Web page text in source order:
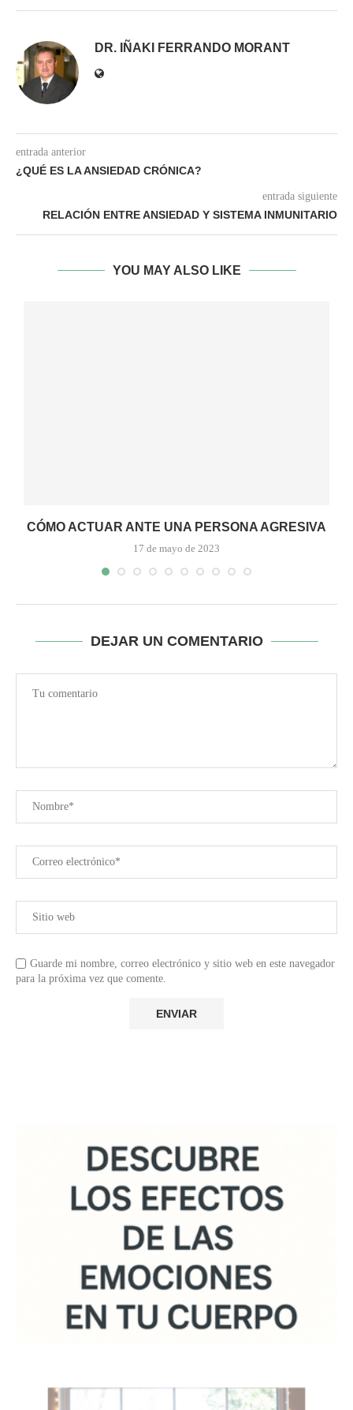
DR. IÑAKI FERRANDO MORANT
entrada anterior
¿QUÉ ES LA ANSIEDAD CRÓNICA?
entrada siguiente
RELACIÓN ENTRE ANSIEDAD Y SISTEMA INMUNITARIO
YOU MAY ALSO LIKE
CÓMO ACTUAR ANTE UNA PERSONA AGRESIVA
17 de mayo de 2023
DEJAR UN COMENTARIO
Guarde mi nombre, correo electrónico y sitio web en este navegador
para la próxima vez que comente.